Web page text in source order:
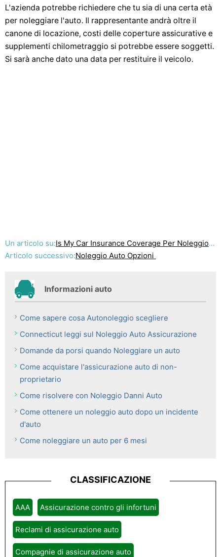
L'azienda potrebbe richiedere che tu sia di una certa età
per noleggiare l'auto. Il rappresentante andrà oltre il
canone di locazione, costi delle coperture assicurative e
supplementi chilometraggio si potrebbe essere soggetti.
Si sarà anche dato una data per restituire il veicolo.
Un articolo su:Is My Car Insurance Coverage Per Noleggio Auto?
Articolo successivo:Noleggio Auto Opzioni
Informazioni auto
Come sapere cosa Autonoleggio scegliere
Connecticut leggi sul Noleggio Auto Assicurazione
Domande da porsi quando Noleggiare un auto
Come acquistare l'assicurazione auto di non-
proprietario
Come risolvere con Noleggio Danni Auto
Come ottenere un noleggio auto dopo un incidente
d'auto
Come noleggiare un auto per 6 mesi
CLASSIFICAZIONE
AAA Assicurazione contro gli infortuni
Reclami di assicurazione auto
Compagnie di assicurazione auto